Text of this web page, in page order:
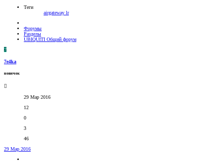
Теги
airgateway lr
Форумы
Разделы
UBIQUITI Общий форум
7
7e4ka
новичок
29 Мар 2016
12
0
3
46
29 Мар 2016